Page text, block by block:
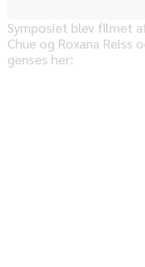
Symposiet blev filmet
Chue og Roxana Reiss
genses her: